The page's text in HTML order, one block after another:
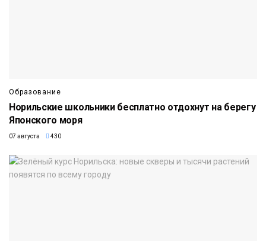
Образование
Норильские школьники бесплатно отдохнут на берегу
Японского моря
07 августа 430